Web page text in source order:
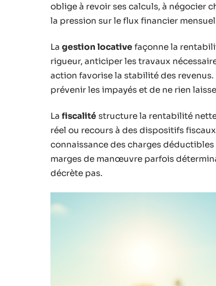
oblige à revoir ses calculs, à négocier
la pression sur le flux financier
La gestion locative façonne la
rigueur, anticiper les travaux
action favorise la stabilité des
prévenir les impayés et de ne rien
La fiscalité structure la rentabilité
réel ou recours à des dispositifs
connaissance des charges
marges de manœuvre parfois
décrète pas.